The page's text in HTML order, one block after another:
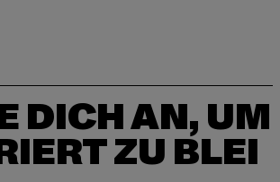
DICH AN, UM
ZU BLEI